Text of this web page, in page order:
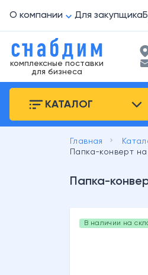
О компании Для закупщика
комплексные поставки
для бизнеса
КАТАЛОГ
Главная keyboard_arrow_right
Папка-конверт
Папка-
В наличии на